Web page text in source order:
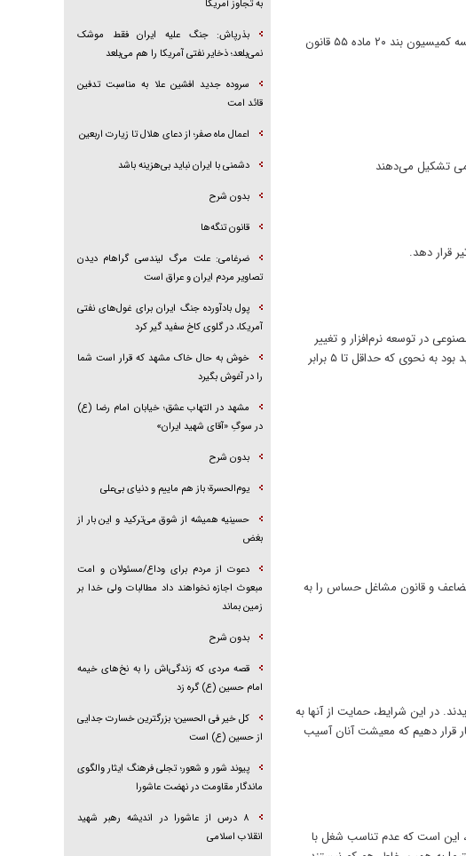
موسی الرضا صفری ،معاون محیط زیست و خدمات شهری شهرداری گرگان ازساماندهی مشاغل مزاحم گرگان در جلسه کمیسیون بند ۲۰ ماده ۵۵ قانون
در توسعه نرم‌افزار و تغییر
الگو‌های کار در جهان گفت: در صورت استفاده مناسب از این فناوری می‌توان شاهد رشد بهره‌وری در حوزه کار و تولید بود به نحوی که حداقل تا ۵ برابر
و قانون مشاغل حساس را به
در این شرایط، حمایت از آنها به
قرار دهیم که معیشت آنان آسیب
این است که عدم تناسب شغل با
به تجاوز آمریکا
بذرپاش: ‏جنگ علیه ایران فقط موشک
نمی‌بلعد؛ ذخایر نفتی آمریکا را هم می‌بلعد
سروده جدید افشین علا به مناسبت تدفین
قائد امت
اعمال ماه صفر؛ از دعای هلال تا زیارت اربعین
دشمنی با ایران نباید بی‌هزینه باشد
بدون شرح
قانون تنگه‌ها
ضرغامی: علت مرگ لیندسی گراهام دیدن
تصاویر مردم ایران و عراق است
پول بادآورده جنگ ایران برای غول‌های نفتی
آمریکا، در گلوی کاخ سفید گیر کرد
خوش به حال خاک مشهد که قرار است شما
را در آغوش بگیرد
مشهد در التهاب عشق؛ خیابان امام رضا (ع)
در سوگِ «آقای شهید ایران»
بدون شرح
یوم‌الحسرة؛ باز هم ماییم و دنیای بی‌علی
حسینیه همیشه از شوق می‌ترکید و این بار از
بغض
دعوت از مردم برای وداع/مسئولان و امت
مبعوث اجازه نخواهند داد مطالبات ولی خدا بر
زمین بماند
بدون شرح
قصه مردی که زندگی‌اش را به نخ‌های خیمه
امام حسین (ع) گره زد
کل خیر فی الحسین؛ بزرگترین خسارت جدایی
از حسین (ع) است
پیوند شور و شعور؛ تجلی فرهنگ ایثار والگوی
ماندگار مقاومت در نهضت عاشورا
۸ درس از عاشورا در اندیشه رهبر شهید
انقلاب اسلامی